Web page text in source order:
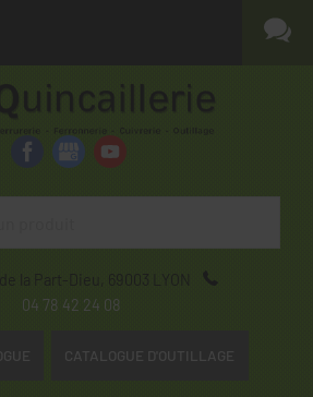
la Part-Dieu, 69003
LYON
04 78 42 24 08
CATALOGUE D'OUTILLAGE